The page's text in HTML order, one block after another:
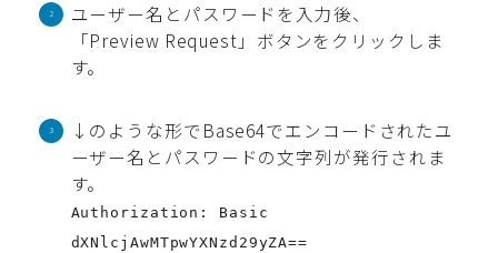
ユーザー名とパスワードを入力後、
「Preview Request」ボタンをクリックしま
す。
↓のような形でBase64でエンコードされたユ
ーザー名とパスワードの文字列が発行されま
す。
Authorization: Basic
dXNlcjAwMTpwYXNzd29yZA==